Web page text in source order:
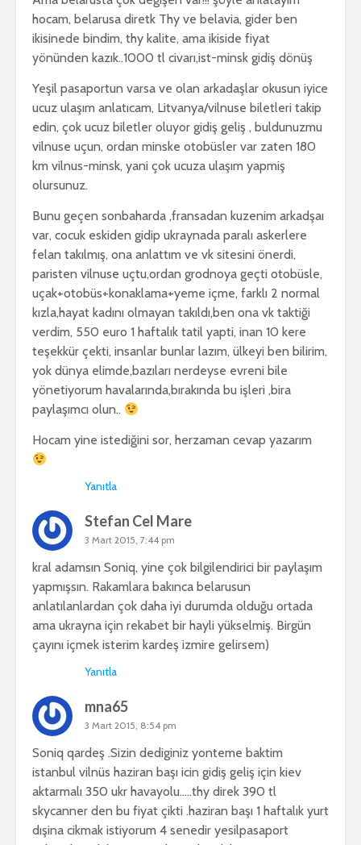
hocam, belarusa diretk Thy ve belavia, gider ben
ikisinede bindim, thy kalite, ama ikiside fiyat
yönünden kazık..1000 tl civarı,ist-minsk gidiş dönüş
Yeşil pasaportun varsa ve olan arkadaşlar okusun iyice
ucuz ulaşım anlatıcam, Litvanya/vilnuse biletleri takip
edin, çok ucuz biletler oluyor gidiş geliş , buldunuzmu
vilnuse uçun, ordan minske otobüsler var zaten 180
km vilnus-minsk, yani çok ucuza ulaşım yapmiş
olursunuz.
Bunu geçen sonbaharda ,fransadan kuzenim arkadşaı
var, cocuk eskiden gidip ukraynada paralı askerlere
felan takılmış, ona anlattım ve vk sitesini önerdi,
paristen vilnuse uçtu,ordan grodnoya geçti otobüsle,
uçak+otobüs+konaklama+yeme içme, farklı 2 normal
kızla,hayat kadını olmayan takıldı,ben ona vk taktiği
verdim, 550 euro 1 haftalık tatil yapti, inan 10 kere
teşekkür çekti, insanlar bunlar lazım, ülkeyi ben bilirim,
yok dünya elimde,bazıları nerdeyse evreni bile
yönetiyorum havalarında,bırakında bu işleri ,bira
paylaşımcı olun..
Hocam yine istediğini sor, herzaman cevap yazarım
Yanıtla
Stefan Cel Mare
3 Mart 2015, 7:44 pm
kral adamsın Soniq, yine çok bilgilendirici bir paylaşım
yapmışsın. Rakamlara bakınca belarusun
anlatılanlardan çok daha iyi durumda olduğu ortada
ama ukrayna için rekabet bir hayli yükselmiş. Birgün
çayını içmek isterim kardeş izmire gelirsem)
Yanıtla
mna65
3 Mart 2015, 8:54 pm
Soniq qardeş .Sizin dediginiz yonteme baktim
istanbul vilnüs haziran başı icin gidiş geliş için kiev
aktarmalı 350 ukr havayolu…..thy direk 390 tl
skycanner den bu fiyat çikti .haziran başı 1 haftalık yurt
dışina cikmak istiyorum 4 senedir yesilpasaport